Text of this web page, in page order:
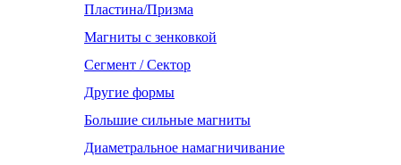
Пластина/Призма
Магниты с зенковкой
Сегмент / Сектор
Другие формы
Большие сильные магниты
Диаметральное намагничивание